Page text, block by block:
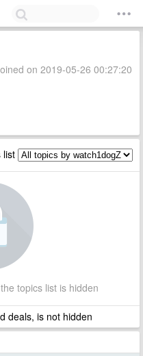
on 2019-05-26 00:27:20
list
topics list is hidden
deals, is not hidden